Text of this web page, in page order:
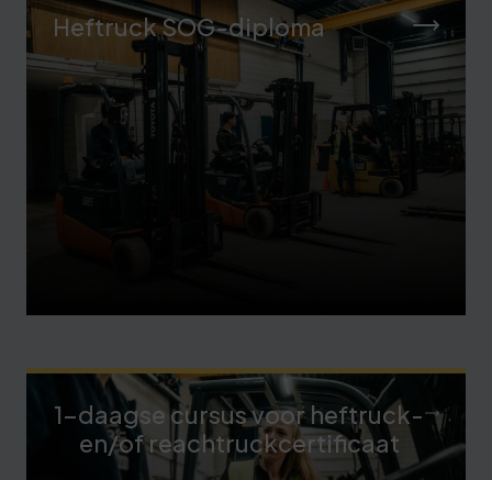
Heftruck SOG-diploma
1-daagse cursus voor heftruck-
en/of reachtruckcertificaat